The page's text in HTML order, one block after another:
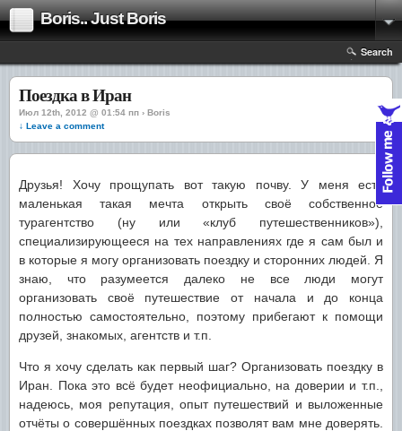
Boris.. Just Boris
Search
Поездка в Иран
Июл 12th, 2012 @ 01:54 пп › Boris
↓ Leave a comment
Друзья! Хочу прощупать вот такую почву. У меня есть
маленькая такая мечта открыть своё собственное
турагентство (ну или «клуб путешественников»),
специализирующееся на тех направлениях где я сам был и
в которые я могу организовать поездку и сторонних людей. Я
знаю, что разумеется далеко не все люди могут
организовать своё путешествие от начала и до конца
полностью самостоятельно, поэтому прибегают к помощи
друзей, знакомых, агентств и т.п.
Что я хочу сделать как первый шаг? Организовать поездку в
Иран. Пока это всё будет неофициально, на доверии и т.п.,
надеюсь, моя репутация, опыт путешествий и выложенные
отчёты о совершённых поездках позволят вам мне доверять.